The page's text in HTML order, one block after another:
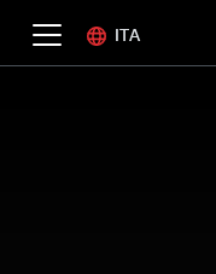
ITA